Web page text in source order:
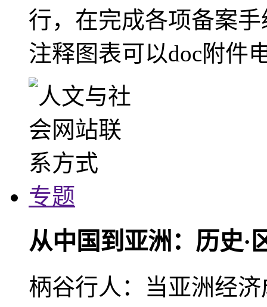
行，在完成各项备案
注释图表可以doc附件
专题
从中国到亚洲：历史·
柄谷行人：当亚洲经